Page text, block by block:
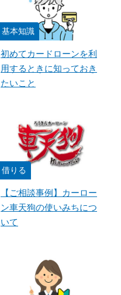
基本知識
初めてカードローンを利
用するときに知っておき
たいこと
借りる
【ご相談事例】カーロー
ン車天狗の使いみちにつ
いて